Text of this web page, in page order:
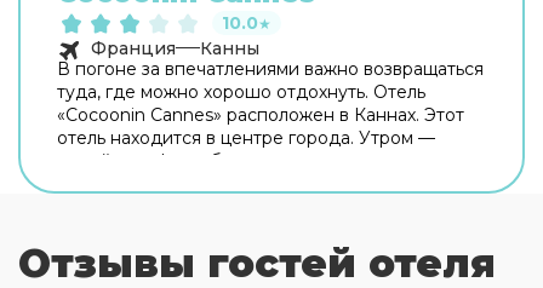
10.0★
Франция
Канны
В погоне за впечатлениями важно возвращаться
туда, где можно хорошо отдохнуть. Отель
«Cocoonin Cannes» расположен в Каннах. Этот
отель находится в центре города. Утром —
выпейте кофе, наблюдая из окна за жизнью
Provencal. На территории работает бесплатный
Wi-Fi. Уточняйте информацию сразу при заезде.
Отзывы гостей отеля